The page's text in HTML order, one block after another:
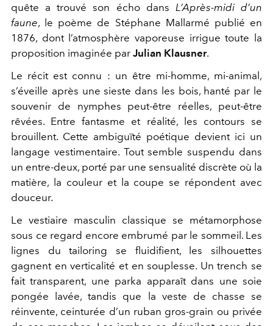
quête a trouvé son écho dans L’Après-midi d’un
faune, le poème de Stéphane Mallarmé publié en
1876, dont l’atmosphère vaporeuse irrigue toute la
proposition imaginée par Julian Klausner.
Le récit est connu : un être mi-homme, mi-animal,
s’éveille après une sieste dans les bois, hanté par le
souvenir de nymphes peut-être réelles, peut-être
rêvées. Entre fantasme et réalité, les contours se
brouillent. Cette ambiguïté poétique devient ici un
langage vestimentaire. Tout semble suspendu dans
un entre-deux, porté par une sensualité discrète où la
matière, la couleur et la coupe se répondent avec
douceur.
Le vestiaire masculin classique se métamorphose
sous ce regard encore embrumé par le sommeil. Les
lignes du tailoring se fluidifient, les silhouettes
gagnent en verticalité et en souplesse. Un trench se
fait transparent, une parka apparaît dans une soie
pongée lavée, tandis que la veste de chasse se
réinvente, ceinturée d’un ruban gros-grain ou privée